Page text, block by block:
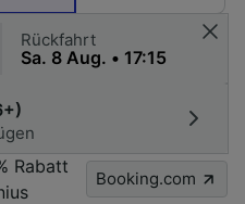
Rückfahrt
Rabatt
Booking.com